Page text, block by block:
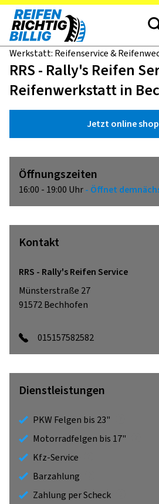
Werkstatt: Reifenservice &
RRS - Rally's Reifen
Reifenwerkstatt in
Jetzt online
Öffnungszeiten
16:00 - 19:00 Uhr- Öffnet
Kontakt
RRS - Rally's Reifen Service
Münsterstraße 27
91572Bechhofen
015157582582
Dienstleistungen
PKW Felgen bis 23"
Motorradfelgen bis 17"
Kfz-Service
Barzahlung
Zahlung per Scheck